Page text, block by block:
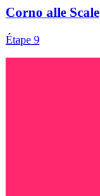
Corno alle Scale
Étape 9